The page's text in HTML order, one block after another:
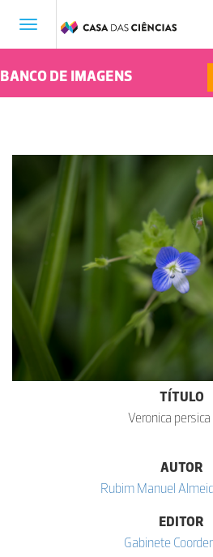
Toggle
BANCO DE IMAGENS
TÍTULO
Veronica persica
AUTOR
Rubim Manuel
EDITOR
Gabinete